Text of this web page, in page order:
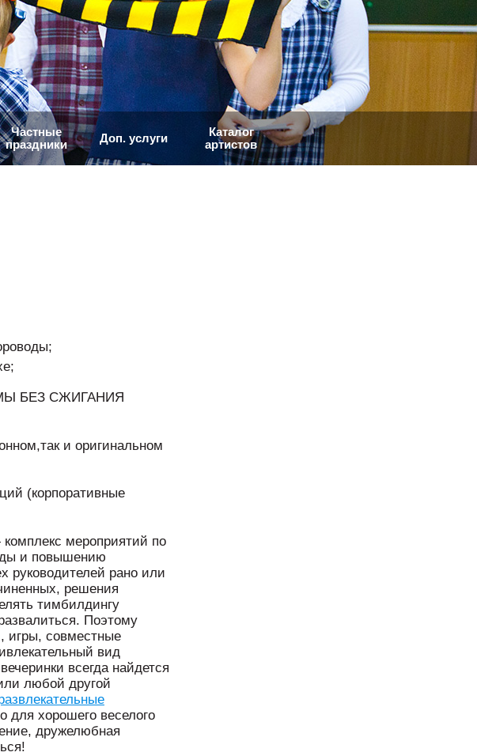
Частные
праздники
Доп. услуги
Каталог
артистов
БЕЗ СЖИГАНИЯ
и оригинальном
(корпоративные
мероприятий по
и повышению
руководителей рано или
решения
тимбилдингу
Поэтому
игры, совместные
вид
всегда найдется
любой другой
хорошего веселого
дружелюбная